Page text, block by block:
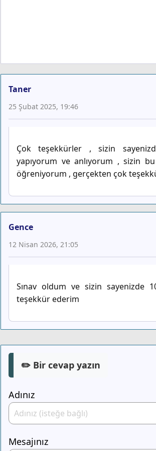
Taner
25 Şubat 2025, 19:46
Çok teşekkürler , sizin
yapıyorum ve anlıyorum , sizin
öğreniyorum , gerçekten çok
Gence
12 Nisan 2026, 21:05
Sınav oldum ve sizin sayenizde
teşekkür ederim
✏️ Bir cevap yazın
Adınız
Mesajınız